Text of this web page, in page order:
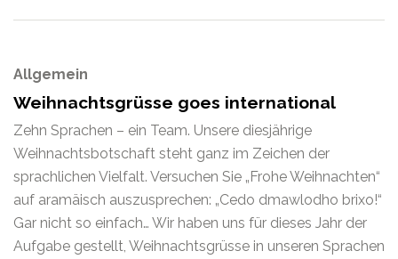
Allgemein
Weihnachtsgrüsse goes international
Zehn Sprachen – ein Team. Unsere diesjährige
Weihnachtsbotschaft steht ganz im Zeichen der
sprachlichen Vielfalt. Versuchen Sie „Frohe Weihnachten“
auf aramäisch auszusprechen: „Cedo dmawlodho brixo!“
Gar nicht so einfach… Wir haben uns für dieses Jahr der
Aufgabe gestellt, Weihnachtsgrüsse in unseren Sprachen